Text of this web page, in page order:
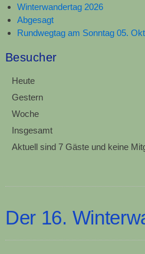
Winterwandertag 2026
Abgesagt
Rundwegtag am Sonntag 05.
Besucher
Heute
Gestern
Woche
Insgesamt
Aktuell sind 7 Gäste und keine
Der 16.